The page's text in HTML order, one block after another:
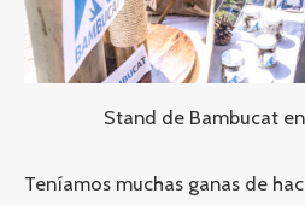
Stand de Bambucat
Teníamos muchas ganas de